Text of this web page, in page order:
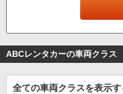
ABCレンタカーの車両クラス
全ての車両クラスを表示す